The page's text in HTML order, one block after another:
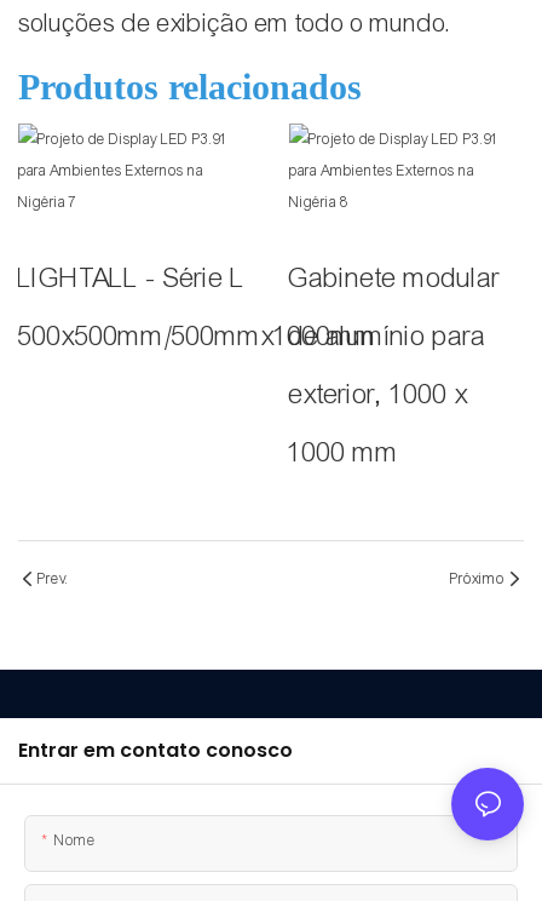
soluções de exibição em todo o mundo.
Produtos relacionados
LIGHTALL - Série L
500x500mm/500mmx1000mm
Gabinete modular
de alumínio para
exterior, 1000 x
1000 mm
Prev. Próximo
Entrar em contato conosco
Nome